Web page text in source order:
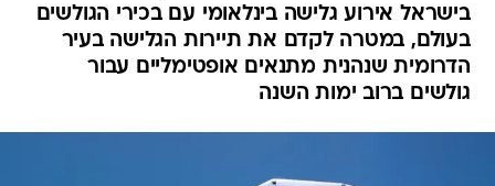
בישראל אירוע גלישה בינלאומי עם בכירי הגולשים
בעולם, במטרה לקדם את תיירות הגלישה בעיר
הדרומית שנהנית מתנאים אופטימליים עבור
גולשים ברוב ימות השנה